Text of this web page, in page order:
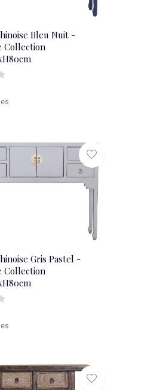
Bleu Nuit -
Collection
Gris Pastel -
Collection